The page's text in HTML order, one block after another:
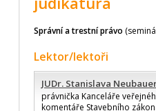
Správní a trestní právo
Lektor/lektoři
JUDr. Stanislava
právnička Kanceláře
komentáře Stavebního